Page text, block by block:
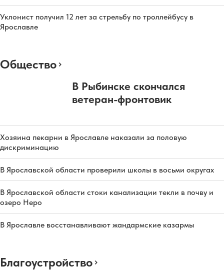
Уклонист получил 12 лет за стрельбу по троллейбусу в
Ярославле
Общество
В Рыбинске скончался
ветеран-фронтовик
Хозяина пекарни в Ярославле наказали за половую
дискриминацию
В Ярославской области проверили школы в восьми округах
В Ярославской области стоки канализации текли в почву и
озеро Неро
В Ярославле восстанавливают жандармские казармы
Благоустройство